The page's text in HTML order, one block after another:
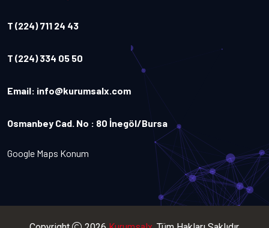
T (224) 711 24 43
T (224) 334 05 50
Email: info@kurumsalx.com
Osmanbey Cad. No : 80 İnegöl/Bursa
Google Maps Konum